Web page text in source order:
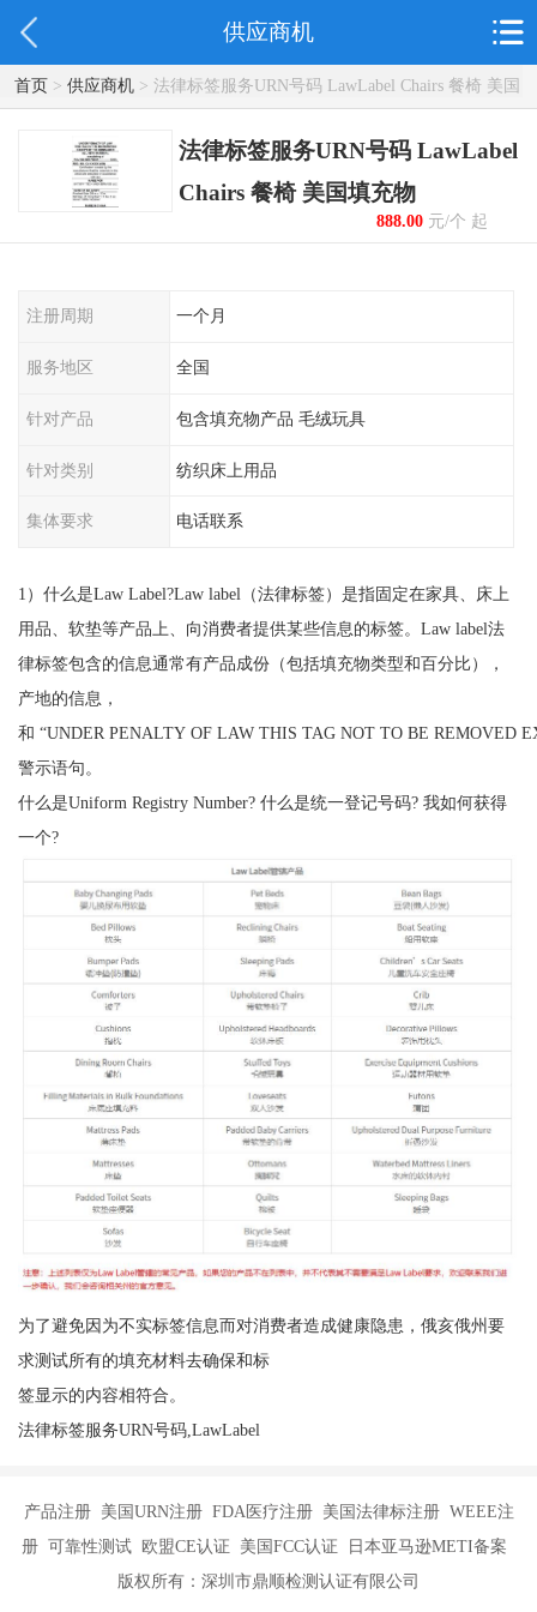
供应商机
首页> 供应商机> 法律标签服务URN号码 LawLabel Chairs 餐椅 美国
填充物
法律标签服务URN号码 LawLabel
Chairs 餐椅 美国填充物
888.00元/个 起
注册周期 一个月
服务地区 全国
针对产品 包含填充物产品 毛绒玩具
针对类别 纺织床上用品
集体要求 电话联系
1）什么是Law Label?Law label（法律标签）是指固定在家具、床上
用品、软垫等产品上、向消费者提供某些信息的标签。Law label法
律标签包含的信息通常有产品成份（包括填充物类型和百分比），
产地的信息，
和 “UNDER PENALTY OF LAW THIS TAG NOT TO BE REMOVED
警示语句。
什么是Uniform Registry Number? 什么是统一登记号码? 我如何获得
一个?
为了避免因为不实标签信息而对消费者造成健康隐患，俄亥俄州要
求测试所有的填充材料去确保和标
签显示的内容相符合。
法律标签服务URN号码,LawLabel
产品注册 美国URN注册 FDA医疗注册 美国法律标注册 WEEE注
册 可靠性测试 欧盟CE认证 美国FCC认证 日本亚马逊METI备案
版权所有：深圳市鼎顺检测认证有限公司